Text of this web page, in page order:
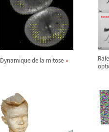
Dynamique de la mitose